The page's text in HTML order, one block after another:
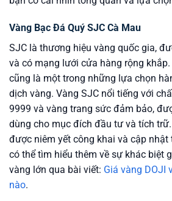
Vàng Bạc Đá Quý SJC Cà Mau
SJC là thương hiệu vàng quốc gia,
và có mạng lưới cửa hàng rộng khắp.
cũng là một trong những lựa chọn
dịch vàng. Vàng SJC nổi tiếng với
9999 và vàng trang sức đảm bảo,
dùng cho mục đích đầu tư và tích
được niêm yết công khai và cập nhật
có thể tìm hiểu thêm về sự khác biệt
vàng lớn qua bài viết: Giá vàng DOJI
nào.